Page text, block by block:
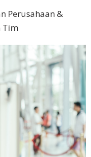
Perusahaan &
Tim